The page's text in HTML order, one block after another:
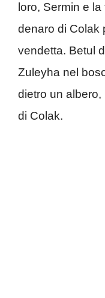
loro, Sermin e
denaro di Colak
vendetta. Betul
Zuleyha nel
dietro un albero,
di Colak.